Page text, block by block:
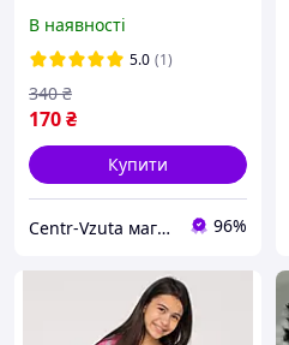
України!"
В наявності
5.0 (1)
170₴
340 ₴
Купити
Centr-Vzuta магазин взуття, одягу і товарів для дому 96%